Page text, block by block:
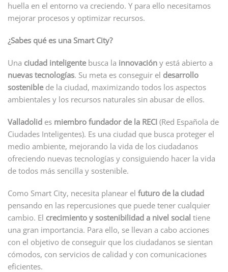
huella en el entorno va creciendo. Y para ello necesitamos
mejorar procesos y optimizar recursos.
¿Sabes qué es una Smart City?
Una ciudad inteligentebusca la innovación y está abierto a
nuevas tecnologías. Su meta es conseguir el desarrollo
sosteniblede la ciudad, maximizando todos los aspectos
ambientales y los recursos naturales sin abusar de ellos.
Valladolid es miembro fundador de la RECI (Red Española de
Ciudades Inteligentes). Es una ciudad que busca proteger el
medio ambiente, mejorando la vida de los ciudadanos
ofreciendo nuevas tecnologías y consiguiendo hacer la vida
de todos más sencilla y sostenible.
Como Smart City, necesita planear el futuro de la ciudad
pensando en las repercusiones que puede tener cualquier
cambio. El crecimiento y sostenibilidad a nivel social tiene
una gran importancia. Para ello, se llevan a cabo acciones
con el objetivo de conseguir que los ciudadanos se sientan
cómodos, con servicios de calidad y con comunicaciones
eficientes.